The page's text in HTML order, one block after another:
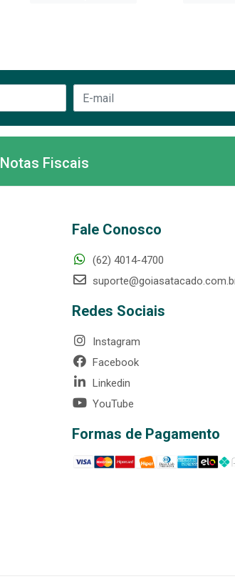
Notas Fiscais
Fale Conosco
(62) 4014-4700
Redes Sociais
Instagram
Facebook
Linkedin
YouTube
Formas de Pagamento